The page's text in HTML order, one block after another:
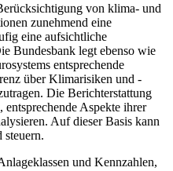
von klima- und
zunehmend eine
eine aufsichtliche
Bundesbank legt ebenso wie
entsprechende
über Klimarisiken und -
Die Berichterstattung
Aspekte ihrer
Auf dieser Basis kann
steuern.
und Kennzahlen,